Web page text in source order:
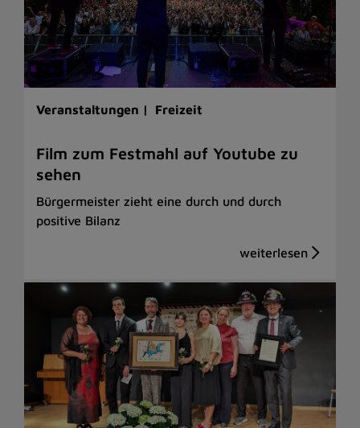
Veranstaltungen | Freizeit
Film zum Festmahl auf Youtube zu
sehen
Bürgermeister zieht eine durch und durch
positive Bilanz